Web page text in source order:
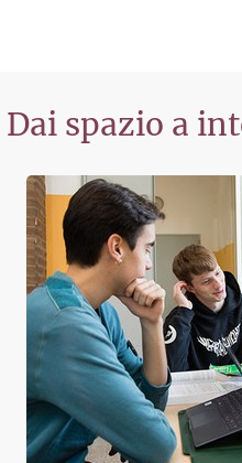
Dai spazio a